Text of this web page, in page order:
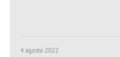
4 agosto 2022